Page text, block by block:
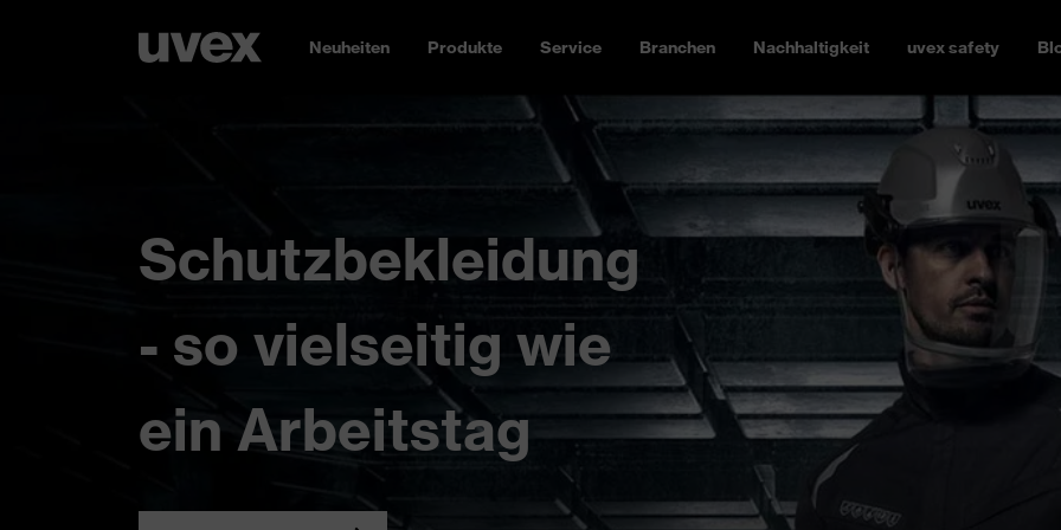
Neuheiten Produkte Service Branchen Nachhaltigkeit uvex safety
Schutzbekleidung
- so vielseitig wie
ein Arbeitstag